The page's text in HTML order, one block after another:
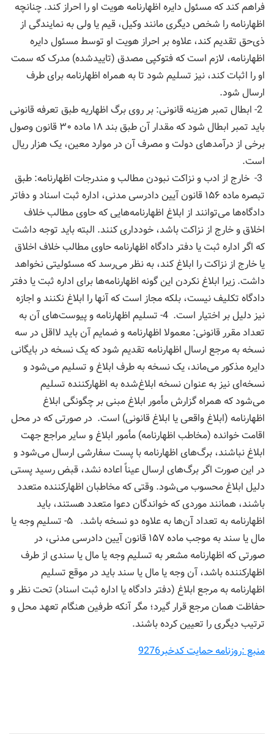
فراهم کند که مسئول دایره اظهارنامه هویت او را احراز کند. چنانچه
اظهارنامه را شخص دیگری مانند وکیل، قیم یا ولی به نمایندگی از
ذی‌حق تقدیم ‌کند، علاوه بر احراز هویت او توسط مسئول دایره
اظهارنامه، لازم است که فتوکپی مصدق (تاییدشده) مدرک که سمت
او را اثبات کند، نیز تسلیم شود تا به همراه اظهارنامه برای طرف
ارسال شود.
2- ابطال تمبر هزینه قانونی: بر روی برگ اظهاریه طبق تعرفه قانونی
باید تمبر ابطال شود که مقدار آن طبق بند ۱۸ ماده ۳۰ قانون وصول
برخی از درآمدهای دولت و مصرف آن در موارد معین، یک هزار ریال
است.
3- خارج از ادب و نزاکت نبودن مطالب و مندرجات اظهارنامه: طبق
تبصره ماده ۱۵۶ قانون آیین دادرسی مدنی، اداره ثبت اسناد و دفا‌تر
دادگاه‌ها می‌توانند از ابلاغ اظهارنامه‌هایی که حاوی مطالب خلاف
اخلاق و خارج از نزاکت باشد، خودداری کنند. البته باید توجه داشت
که اگر اداره ثبت یا دفتر دادگاه اظهارنامه حاوی مطالب خلاف اخلاق
یا خارج از نزاکت را ابلاغ کند، به نظر می‌رسد که مسئولیتی نخواهد
داشت. زیرا ابلاغ نکردن این گونه اظهارنامه‌ها برای اداره ثبت یا دفتر
دادگاه تکلیف نیست، بلکه مجاز است که آنها را ابلاغ نکنند و اجازه
نیز دلیل بر اختیار است. 4- تسلیم اظهارنامه و پیوست‌های آن به
تعداد مقرر قانونی: معمولا اظهارنامه و ضمایم آن باید لااقل در سه
نسخه به مرجع ارسال اظهارنامه تقدیم شود که یک نسخه در بایگانی
دایره مذکور می‌ماند، یک نسخه به طرف ابلاغ و تسلیم می‌شود و
نسخه‌ای نیز به عنوان نسخه ابلاغ‌شده به اظهارکننده تسلیم
می‌شود که همراه گزارش مأمور ابلاغ مبنی بر چگونگی ابلاغ
اظهارنامه (ابلاغ واقعی یا ابلاغ قانونی) است. در صورتی که در محل
اقامت خوانده (مخاطب اظهارنامه) مأمور ابلاغ و سایر مراجع جهت
ابلاغ نباشند، برگ‌های اظهارنامه با پست سفارشی ارسال می‌شود و
در این صورت اگر برگ‌های ارسال عیناً اعاده نشد، قبض رسید پستی
دلیل ابلاغ محسوب می‌شود. وقتی که مخاطبان اظهارکننده متعدد
باشند، همانند موردی که خواندگان دعوا متعدد هستند، باید
اظهارنامه به تعداد آن‌ها به علاوه دو نسخه باشد. ۵- تسلیم وجه یا
مال یا سند به موجب ماده ۱۵۷ قانون آیین دادرسی مدنی، در
صورتی که اظهارنامه مشعر به تسلیم وجه یا مال یا سندی از طرف
اظهارکننده باشد، آن وجه یا مال یا سند باید در موقع تسلیم
اظهارنامه به مرجع ابلاغ (دفتر دادگاه یا اداره ثبت اسناد) تحت نظر و
حفاظت‌‌ همان مرجع قرار گیرد؛ مگر آنکه طرفین هنگام تعهد محل و
ترتیب دیگری را تعیین کرده باشند.
منبع :روزنامه حمایت کدخبر9276